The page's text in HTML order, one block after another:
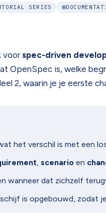
SERIES
voorspec-driven
OpenSpec is, welke
2, waarin je je eerste
het verschil is met een
, scenario en
wanneer dat zichzelf
is opgebouwd, zodat